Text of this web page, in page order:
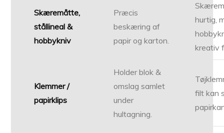
Skæremåtte,
stållineal &
hobbykniv
Præcis
beskæring af
papir og karton.
hurtig,
kreativ
Klemmer /
papirklips
Holder blok &
omslag samlet
under
hultagning.
filt kan